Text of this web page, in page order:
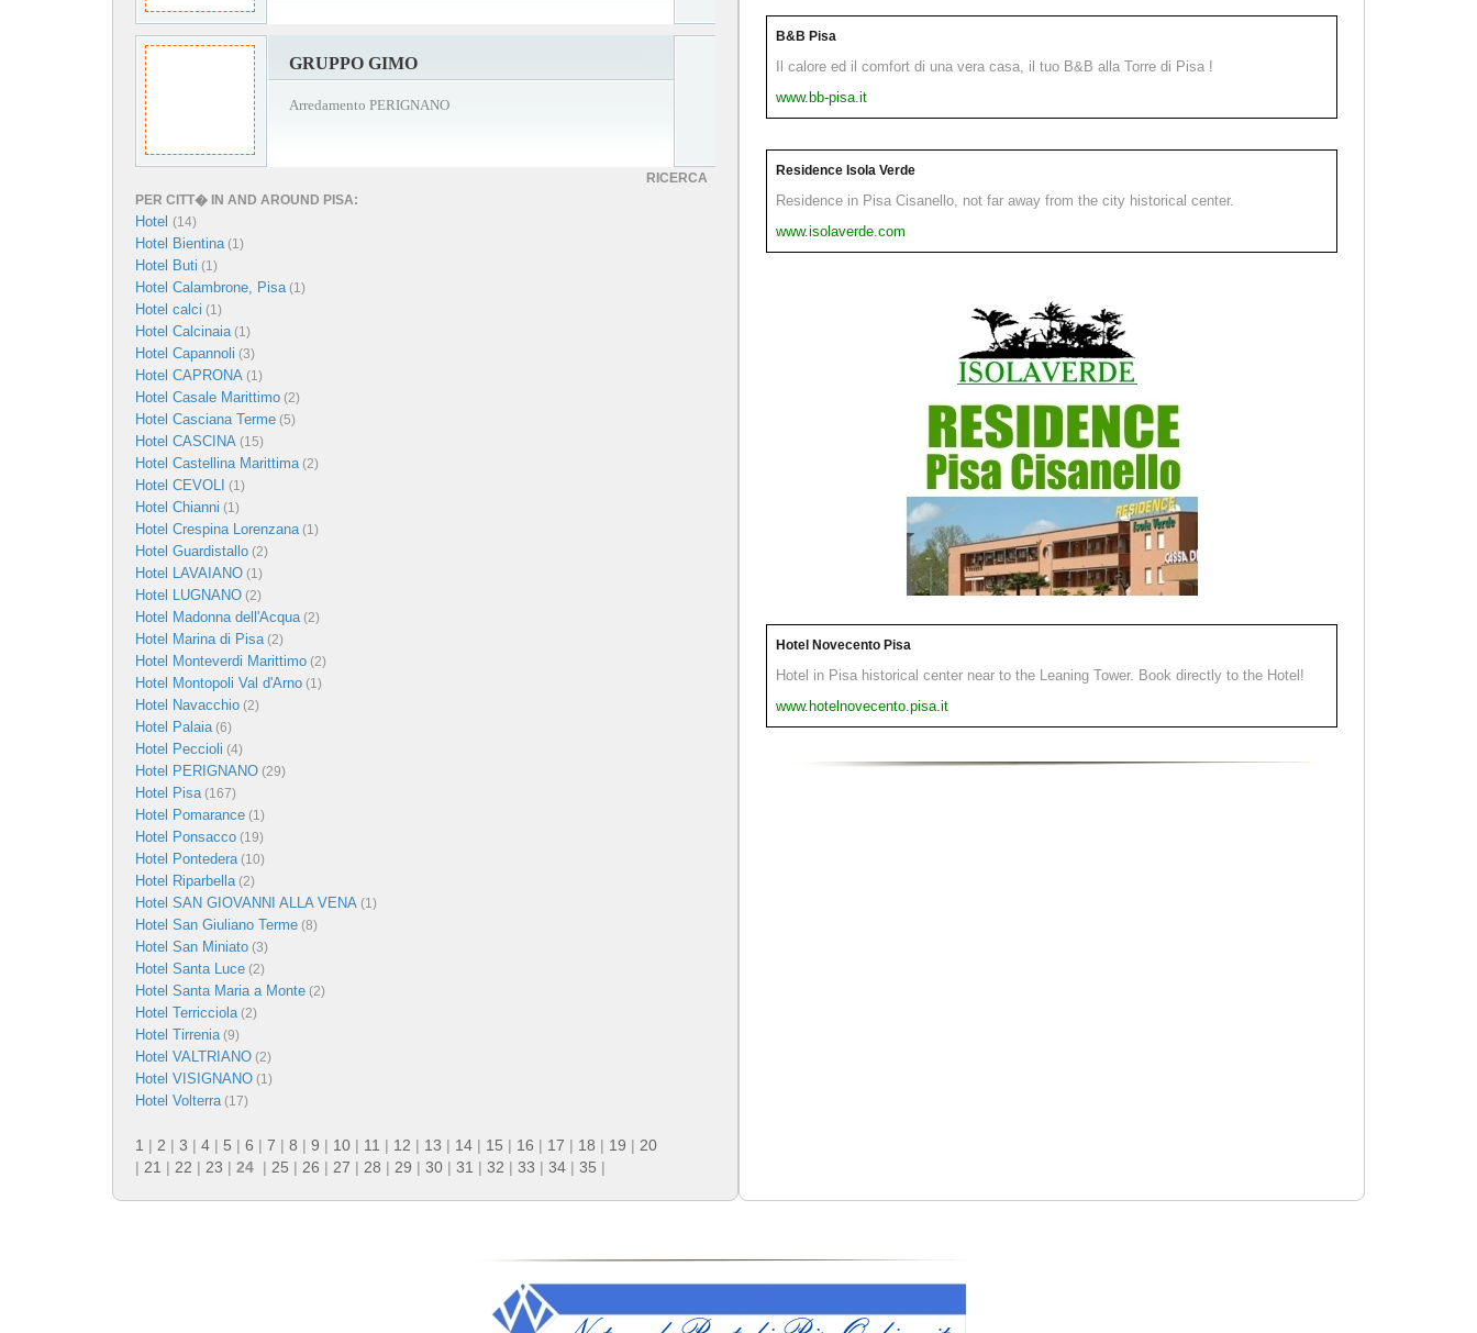
GRUPPO GIMO
Arredamento PERIGNANO
RICERCA
PER CITT� IN AND AROUND PISA:
Hotel (14)
Hotel Bientina(1)
Hotel Buti (1)
Hotel Calambrone, Pisa(1)
Hotel calci (1)
Hotel Calcinaia(1)
Hotel Capannoli (3)
Hotel CAPRONA (1)
Hotel Casale Marittimo (2)
Hotel Casciana Terme (5)
Hotel CASCINA (15)
Hotel Castellina Marittima(2)
Hotel CEVOLI (1)
Hotel Chianni (1)
Hotel Crespina Lorenzana(1)
Hotel Guardistallo (2)
Hotel LAVAIANO (1)
Hotel LUGNANO (2)
Hotel Madonna dell'Acqua(2)
Hotel Marina di Pisa(2)
Hotel Monteverdi Marittimo (2)
Hotel Montopoli Val d'Arno (1)
Hotel Navacchio (2)
Hotel Palaia(6)
Hotel Peccioli (4)
Hotel PERIGNANO (29)
Hotel Pisa(167)
Hotel Pomarance (1)
Hotel Ponsacco (19)
Hotel Pontedera(10)
Hotel Riparbella(2)
Hotel SAN GIOVANNI ALLA VENA (1)
Hotel San Giuliano Terme (8)
Hotel San Miniato (3)
Hotel Santa Luce (2)
Hotel Santa Maria a Monte (2)
Hotel Terricciola(2)
Hotel Tirrenia(9)
Hotel VALTRIANO (2)
Hotel VISIGNANO (1)
Hotel Volterra(17)
1 | 2 | 3 | 4 | 5 | 6 | 7 | 8 | 9 | 10 | 11 | 12 | 13 | 14 | 15 | 16 | 17 | 18 | 19 | 20
| 21 | 22 | 23 | 24 | 25 | 26 | 27 | 28 | 29 | 30 | 31 | 32 | 33 | 34 | 35 |
B&B Pisa
Il calore ed il comfort di una vera casa, il tuo B&B alla Torre di Pisa !
www.bb-pisa.it
Residence Isola Verde
Residence in Pisa Cisanello, not far away from the city historical center.
www.isolaverde.com
Hotel Novecento Pisa
Hotel in Pisa historical center near to the Leaning Tower. Book directly to the Hotel!
www.hotelnovecento.pisa.it